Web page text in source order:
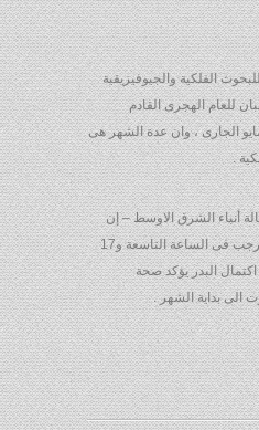
الفلكية والجيوفيزيقية
للعام الهجرى القادم
الجمعة القادمة 30 مايو الجارى ، وان عدة الشهر هى
أنباء الشرق الاوسط – إن
غدا الاربعاء يكتمل بدر شهر رجب فى الساعة التاسعة و17
البدر يؤكد صحة
الى بداية الشهر .